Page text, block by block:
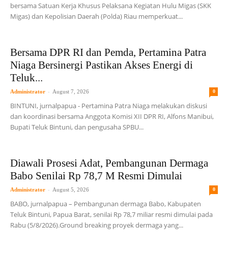
bersama Satuan Kerja Khusus Pelaksana Kegiatan Hulu Migas (SKK
Migas) dan Kepolisian Daerah (Polda) Riau memperkuat...
Bersama DPR RI dan Pemda, Pertamina Patra
Niaga Bersinergi Pastikan Akses Energi di
Teluk...
Administrator - August 7, 2026 0
BINTUNI, jurnalpapua - Pertamina Patra Niaga melakukan diskusi
dan koordinasi bersama Anggota Komisi XII DPR RI, Alfons Manibui,
Bupati Teluk Bintuni, dan pengusaha SPBU...
Diawali Prosesi Adat, Pembangunan Dermaga
Babo Senilai Rp 78,7 M Resmi Dimulai
Administrator - August 5, 2026 0
BABO, jurnalpapua – Pembangunan dermaga Babo, Kabupaten
Teluk Bintuni, Papua Barat, senilai Rp 78,7 miliar resmi dimulai pada
Rabu (5/8/2026).Ground breaking proyek dermaga yang...